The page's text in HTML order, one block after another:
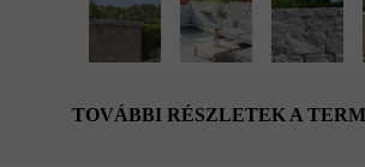
TOVÁBBI RÉSZLETEK A